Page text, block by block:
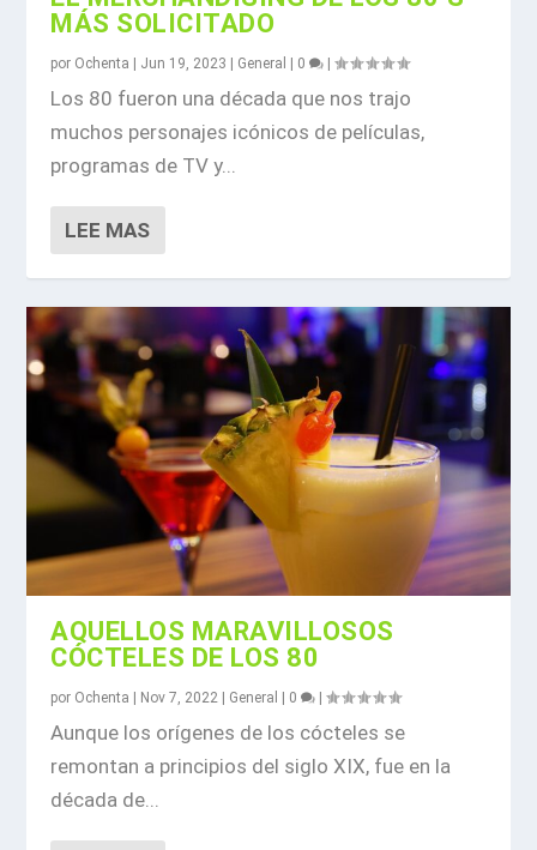
MÁS SOLICITADO
por Ochenta | Jun 19, 2023 | General | 0 |
Los 80 fueron una década que nos trajo
muchos personajes icónicos de películas,
programas de TV y...
LEE MAS
AQUELLOS MARAVILLOSOS
CÓCTELES DE LOS 80
por Ochenta Nov 7, 2022 General 0 |
Aunque los orígenes de los cócteles se
remontan a principios del siglo XIX, fue en la
década de...